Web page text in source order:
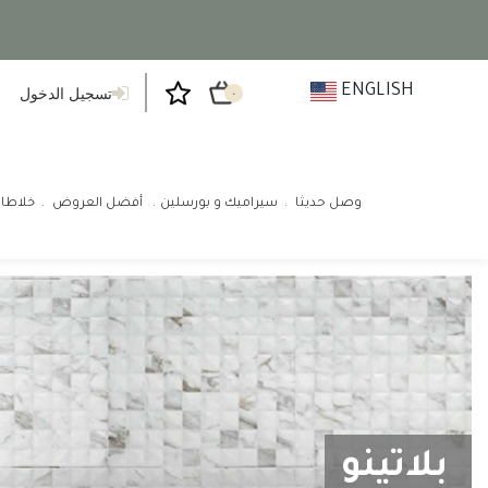
تسجيل الدخول ٠ ENGLISH
وصل حديثا سيراميك و بورسلين أفضل العروض
بلاتينو